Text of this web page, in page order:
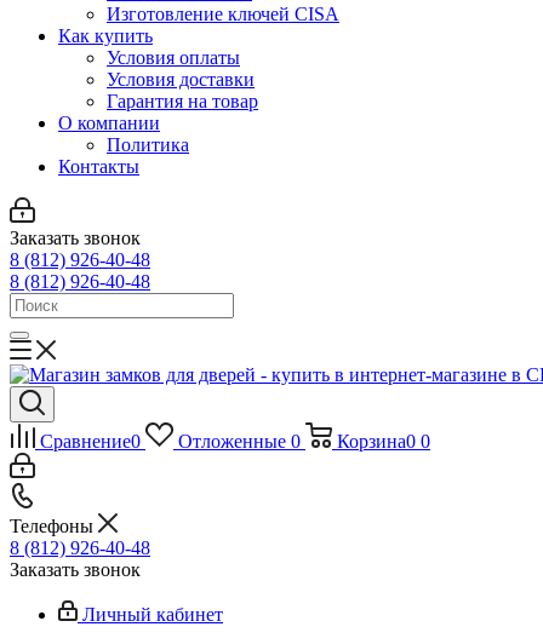
Изготовление ключей CISA
Как купить
Условия оплаты
Условия доставки
Гарантия на товар
О компании
Политика
Контакты
Заказать звонок
8 (812) 926-40-48
8 (812) 926-40-48
Сравнение0 Отложенные 0 Корзина0 0
Телефоны
8 (812) 926-40-48
Заказать звонок
Личный кабинет